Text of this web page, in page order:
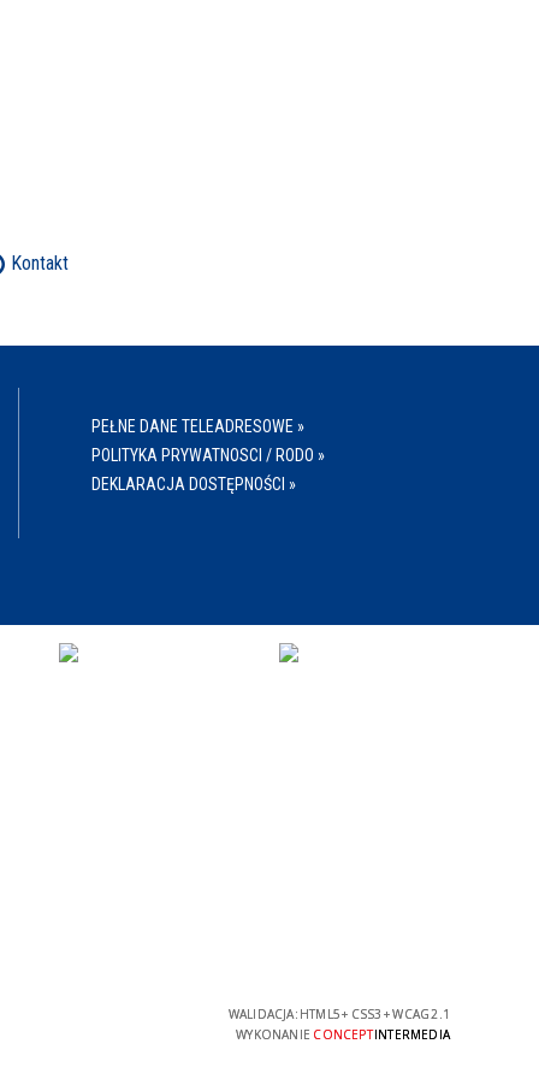
Kontakt
PEŁNE DANE TELEADRESOWE »
POLITYKA PRYWATNOSCI / RODO »
DEKLARACJA DOSTĘPNOŚCI »
WALIDACJA: HTML5+ CSS3 +WCAG 2.1
WYKONANIE CONCEPTINTERMEDIA